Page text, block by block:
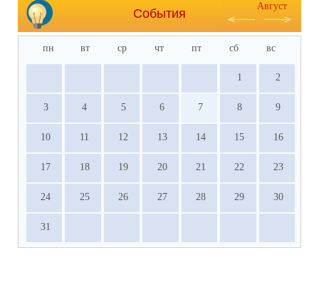
События
Август
пн вт ср чт пт сб вс
1 2
3 4 5 6 7 8 9
10 11 12 13 14 15 16
17 18 19 20 21 22 23
24 25 26 27 28 29 30
31